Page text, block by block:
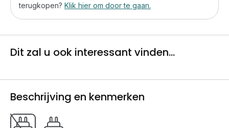
terugkopen? Klik hier om door te gaan.
Dit zal u ook interessant vinden...
Beschrijving en kenmerken